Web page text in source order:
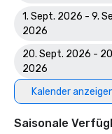
1. Sept. 2026 - 9.
2026
20. Sept. 2026 -
2026
Kalender
Saisonale